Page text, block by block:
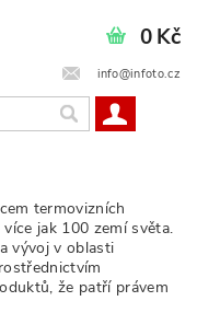
info@infoto.cz
0 Kč
termovizních
jak 100 zemí světa.
vývoj v oblasti
že patří právem